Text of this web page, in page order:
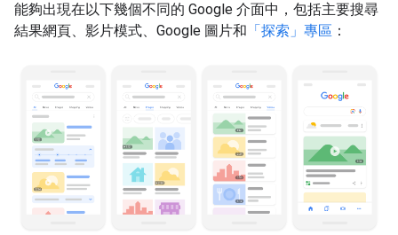
能夠出現在以下幾個不同的 Google 介面中，包括主要搜尋
結果網頁、影片模式、Google 圖片和 「探索」專區 ：